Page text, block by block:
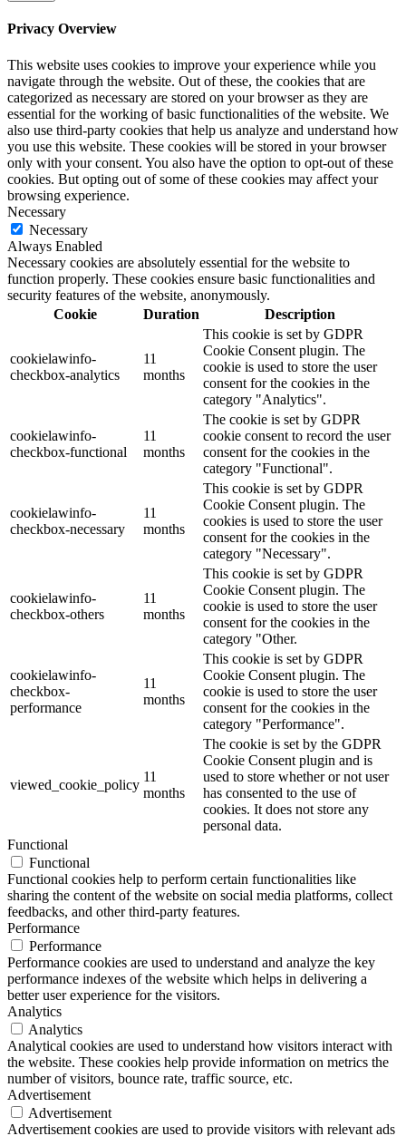
Privacy Overview
This website uses cookies to improve your experience while you
navigate through the website. Out of these, the cookies that are
categorized as necessary are stored on your browser as they are
essential for the working of basic functionalities of the website. We
also use third-party cookies that help us analyze and understand how
you use this website. These cookies will be stored in your browser
only with your consent. You also have the option to opt-out of these
cookies. But opting out of some of these cookies may affect your
browsing experience.
Necessary
Necessary
Always Enabled
Necessary cookies are absolutely essential for the website to
function properly. These cookies ensure basic functionalities and
security features of the website, anonymously.
Cookie
Duration Description
cookielawinfo-
checkbox-analytics
11
months
This cookie is set by GDPR
Cookie Consent plugin. The
cookie is used to store the user
consent for the cookies in the
category "Analytics".
cookielawinfo-
checkbox-functional
11
months
The cookie is set by GDPR
cookie consent to record the user
consent for the cookies in the
category "Functional".
cookielawinfo-
checkbox-necessary
11
months
This cookie is set by GDPR
Cookie Consent plugin. The
cookies is used to store the user
consent for the cookies in the
category "Necessary".
cookielawinfo-
checkbox-others
11
months
This cookie is set by GDPR
Cookie Consent plugin. The
cookie is used to store the user
consent for the cookies in the
category "Other.
cookielawinfo-
checkbox-
performance
11
months
This cookie is set by GDPR
Cookie Consent plugin. The
cookie is used to store the user
consent for the cookies in the
category "Performance".
viewed_cookie_policy
11
months
The cookie is set by the GDPR
Cookie Consent plugin and is
used to store whether or not user
has consented to the use of
cookies. It does not store any
personal data.
Functional
Functional
Functional cookies help to perform certain functionalities like
sharing the content of the website on social media platforms, collect
feedbacks, and other third-party features.
Performance
Performance
Performance cookies are used to understand and analyze the key
performance indexes of the website which helps in delivering a
better user experience for the visitors.
Analytics
Analytics
Analytical cookies are used to understand how visitors interact with
the website. These cookies help provide information on metrics the
number of visitors, bounce rate, traffic source, etc.
Advertisement
Advertisement
Advertisement cookies are used to provide visitors with relevant ads